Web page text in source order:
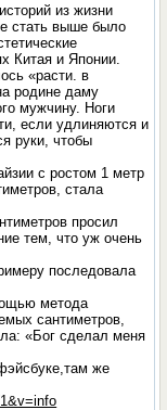
из жизни
стать выше было
Китая и Японии.
«расти. в
родине даму
мужчину. Ноги
если удлиняются и
руки, чтобы
с ростом 1 метр
стала
просил
тем, что уж очень
последовала
метода
сантиметров,
«Бог сделал меня
же